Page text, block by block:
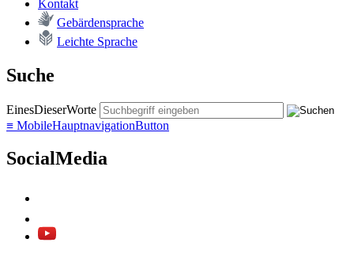
Kon­takt
Ge­bär­den­spra­che
Leich­te Spra­che
Suche
EinesDieserWorte
≡ MobileHauptnavigationButton
SocialMedia